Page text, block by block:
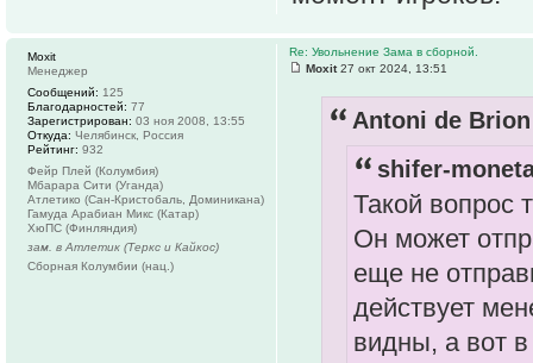
Re: Увольнение Зама в сборной.
Moxit27 окт 2024, 13:51
Antoni de
shifer-
Такой вопрос
Он может
еще не
действует
видны, а вот в
Moxit
Менеджер
Сообщений: 125
Благодарностей: 77
Зарегистрирован: 03 ноя 2008, 13:55
Откуда: Челябинск, Россия
Рейтинг: 932
Фейр Плей (Колумбия)
Мбарара Сити (Уганда)
Атлетико (Сан-Кристобаль, Доминикана)
Гамуда Арабиан Микс (Катар)
ХюПС (Финляндия)
зам. в Атлетик (Теркс и Кайкос)
Сборная Колумбии (нац.)